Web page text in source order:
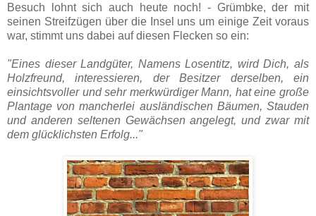
Besuch lohnt sich auch heute noch! - Grümbke, der mit
seinen Streifzügen über die Insel uns um einige Zeit voraus
war, stimmt uns dabei auf diesen Flecken so ein:
"Eines dieser Landgüter, Namens Losentitz, wird Dich, als
Holzfreund, interessieren, der Besitzer derselben, ein
einsichtsvoller und sehr merkwürdiger Mann, hat eine große
Plantage von mancherlei ausländischen Bäumen, Stauden
und anderen seltenen Gewächsen angelegt, und zwar mit
dem glücklichsten Erfolg..."